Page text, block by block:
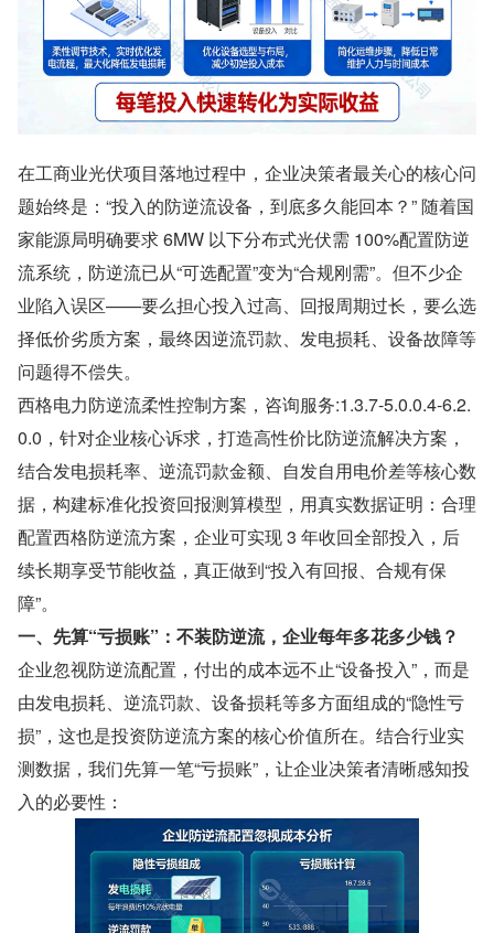
在工商业光伏项目落地过程中，企业决策者最关心的核心问
题始终是：“投入的防逆流设备，到底多久能回本？” 随着国
家能源局明确要求 6MW 以下分布式光伏需 100%配置防逆
流系统，防逆流已从“可选配置”变为“合规刚需”。但不少企
业陷入误区——要么担心投入过高、回报周期过长，要么选
择低价劣质方案，最终因逆流罚款、发电损耗、设备故障等
问题得不偿失。
西格电力防逆流柔性控制方案，咨询服务:1.3.7-5.0.0.4-6.2.
0.0，针对企业核心诉求，打造高性价比防逆流解决方案，
结合发电损耗率、逆流罚款金额、自发自用电价差等核心数
据，构建标准化投资回报测算模型，用真实数据证明：合理
配置西格防逆流方案，企业可实现 3 年收回全部投入，后
续长期享受节能收益，真正做到“投入有回报、合规有保
障”。
一、先算“亏损账”：不装防逆流，企业每年多花多少钱？
企业忽视防逆流配置，付出的成本远不止“设备投入”，而是
由发电损耗、逆流罚款、设备损耗等多方面组成的“隐性亏
损”，这也是投资防逆流方案的核心价值所在。结合行业实
测数据，我们先算一笔“亏损账”，让企业决策者清晰感知投
入的必要性：